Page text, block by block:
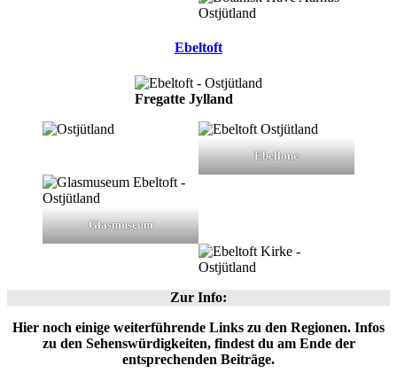
Ebeltoft
Fregatte Jylland
Ebellone
Glasmuseum
Zur Info:
Hier noch einige weiterführende Links zu den Regionen. Infos
zu den Sehenswürdigkeiten, findest du am Ende der
entsprechenden Beiträge.